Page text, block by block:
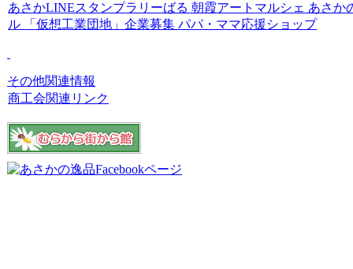
あさかLINEスタンプラリーばる 朝霞アートマルシェ あさか
ル
「仮想工業団地」企業募集 パパ・ママ応援ショップ
その他関連情報
商工会関連リンク